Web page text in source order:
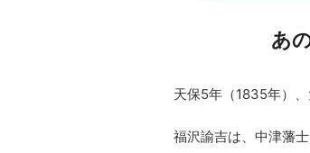
あ
天保5年（1835年）、
福沢諭吉は、中津藩